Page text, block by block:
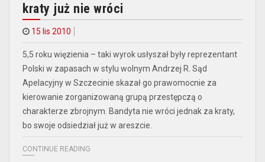
kraty już nie wróci
15 lis 2010
5,5 roku więzienia – taki wyrok usłyszał były reprezentant
Polski w zapasach w stylu wolnym Andrzej R. Sąd
Apelacyjny w Szczecinie skazał go prawomocnie za
kierowanie zorganizowaną grupą przestępczą o
charakterze zbrojnym. Bandyta nie wróci jednak za kraty,
bo swoje odsiedział już w areszcie.
CONTINUE READING